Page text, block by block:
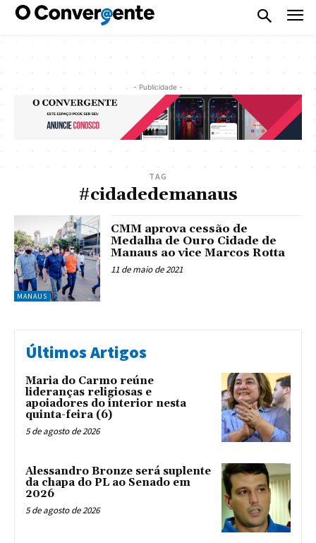
- Publicidade -
TAG
#cidadedemanaus
MANAUS
CMM aprova cessão de
Medalha de Ouro Cidade de
Manaus ao vice Marcos Rotta
11 de maio de 2021
Últimos Artigos
Maria do Carmo reúne
lideranças religiosas e
apoiadores do interior nesta
quinta-feira (6)
5 de agosto de 2026
Alessandro Bronze será suplente
da chapa do PL ao Senado em
2026
5 de agosto de 2026